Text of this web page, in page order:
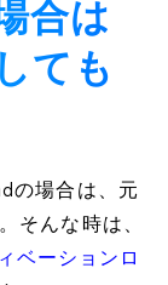
合は
ても
の場合は、元
そんな時は、
ベーションロ